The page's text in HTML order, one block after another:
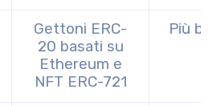
Gettoni ERC-
20 basati su
Ethereum e
NFT ERC-721
Più